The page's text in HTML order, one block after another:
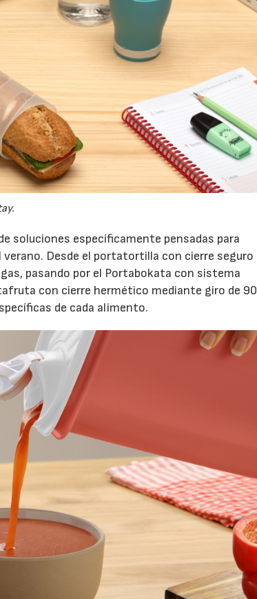
soluciones específicamente pensadas para
Desde el portatortilla con cierre seguro
pasando por el Portabokata con sistema
con cierre hermético mediante giro de 90
de cada alimento.